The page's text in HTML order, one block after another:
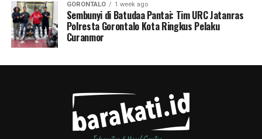
GORONTALO 1 week ago
Sembunyi di Batudaa Pantai: Tim URC Jatanras
Polresta Gorontalo Kota Ringkus Pelaku
Curanmor